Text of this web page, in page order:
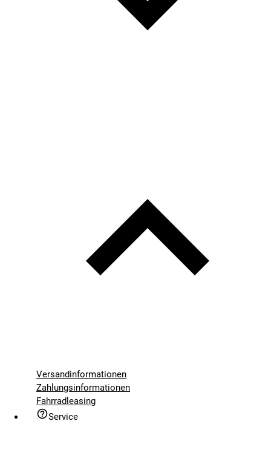
Versandinformationen
Zahlungsinformationen
Fahrradleasing
Service